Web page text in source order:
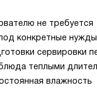
не требуется
конкретные
сервировки
теплыми
влажность